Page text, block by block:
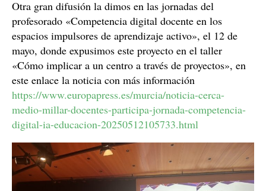
Otra gran difusión la dimos en las jornadas del
profesorado «Competencia digital docente en los
espacios impulsores de aprendizaje activo», el 12 de
mayo, donde expusimos este proyecto en el taller
«Cómo implicar a un centro a través de proyectos», en
este enlace la noticia con más información
https://www.europapress.es/murcia/noticia-cerca-
medio-millar-docentes-participa-jornada-competencia-
digital-ia-educacion-20250512105733.html